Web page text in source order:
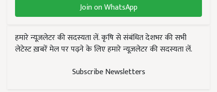
Join on WhatsApp
हमारे न्यूज़लेटर की सदस्यता लें. कृषि से संबंधित देशभर की सभी
लेटेस्ट ख़बरें मेल पर पढ़ने के लिए हमारे न्यूज़लेटर की सदस्यता लें.
Subscribe Newsletters